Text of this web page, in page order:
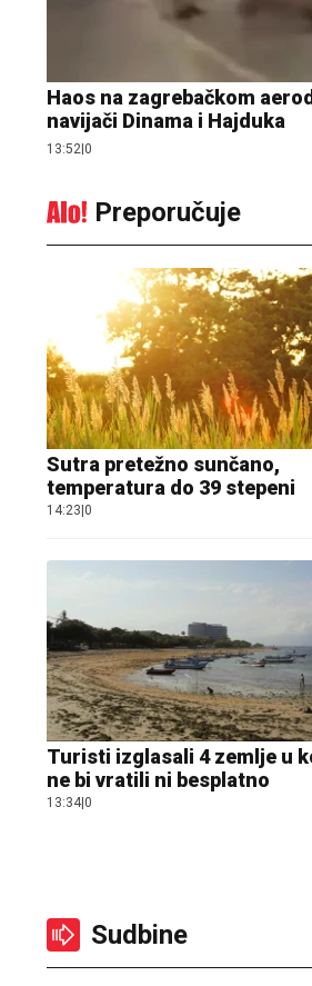
Haos na zagrebačkom
navijači Dinama i Hajduka
13:52 0
Preporučuje
Sutra pretežno sunčano,
temperatura do 39 stepeni
14:23 0
Turisti izglasali 4 zemlje u
ne bi vratili ni besplatno
13:34 0
Sudbine